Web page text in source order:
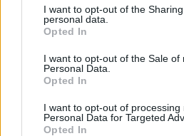
I want to opt-out of the
personal data.
Opted In
I want to opt-out of the Sale of
Personal Data.
Opted In
I want to opt-out of processing
Personal Data for Targeted
Opted In